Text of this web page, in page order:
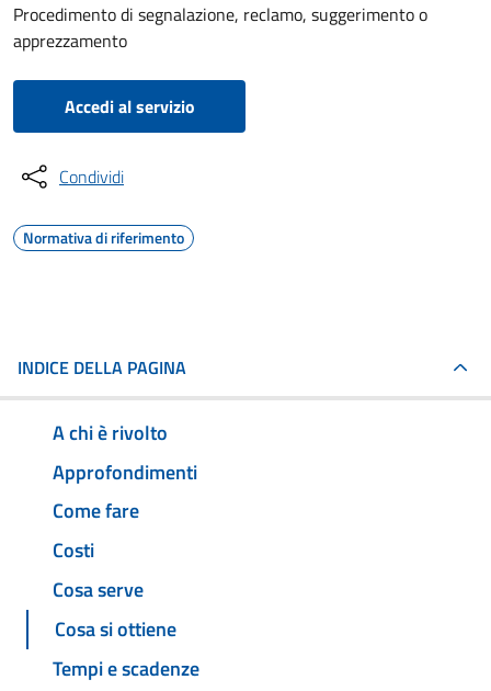
Procedimento di segnalazione, reclamo, suggerimento o
apprezzamento
Accedi al servizio
Condividi
Normativa di riferimento
INDICE DELLA PAGINA
A chi è rivolto
Approfondimenti
Come fare
Costi
Cosa serve
Cosa si ottiene
Tempi e scadenze